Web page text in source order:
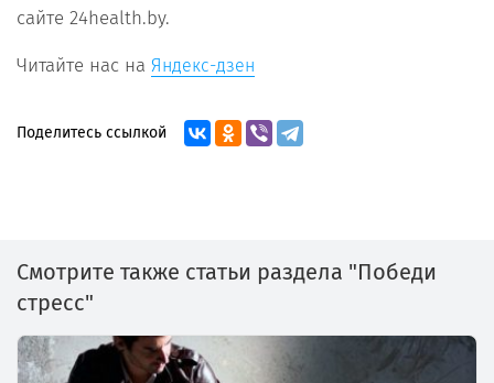
сайте 24health.by.
Читайте нас на Яндекс-дзен
Поделитесь ссылкой
Смотрите также статьи раздела "Победи
стресс"